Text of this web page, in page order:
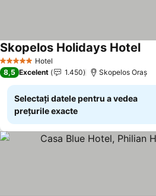
5 Stele Hotel
Skopelos Holidays Hotel
8,5 Excelent 1.450 Skopelos Oraș
Selectați datele pentru a vedea
prețurile exacte